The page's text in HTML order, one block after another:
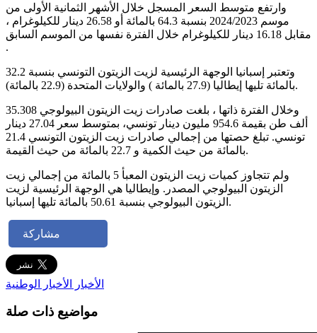
وارتفع متوسط السعر المسجل خلال الأشهر الثمانية الأولى من
موسم 2024/2023 بنسبة 64.3 بالمائة أو 26.58 دينار للكيلوغرام ،
مقابل 16.18 دينار للكيلوغرام خلال الفترة نفسها من الموسم السابق
.
وتعتبر إسبانيا الوجهة الرئيسية لزيت الزيتون التونسي بنسبة 32.2
بالمائة تليها إيطاليا (27.9 بالمائة ) والولايات المتحدة (22.9 بالمائة).
وخلال الفترة ذاتها ، بلغت صادرات زيت الزيتون البيولوجي 35.308
ألف طن بقيمة 954.6 مليون دينار تونسي، بمتوسط سعر 27.04 دينار
تونسي. تبلغ حصتها من إجمالي صادرات زيت الزيتون التونسي 21.4
بالمائة من حيث الكمية و 22.7 بالمائة من حيث القيمة.
ولم تتجاوز كميات زيت الزيتون المعبأ 5 بالمائة من إجمالي زيت
الزيتون البيولوجي المصدر. وإيطاليا هي الوجهة الرئيسية لزيت
الزيتون البيولوجي بنسبة 50.61 بالمائة تليها إسبانيا.
مشاركة
الأخبار الأخبار الوطنية
مواضيع ذات صلة